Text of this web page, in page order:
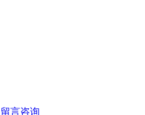
留言咨询